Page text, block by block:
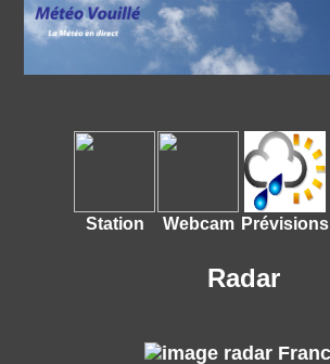
Station Webcam Prévisions
Radar